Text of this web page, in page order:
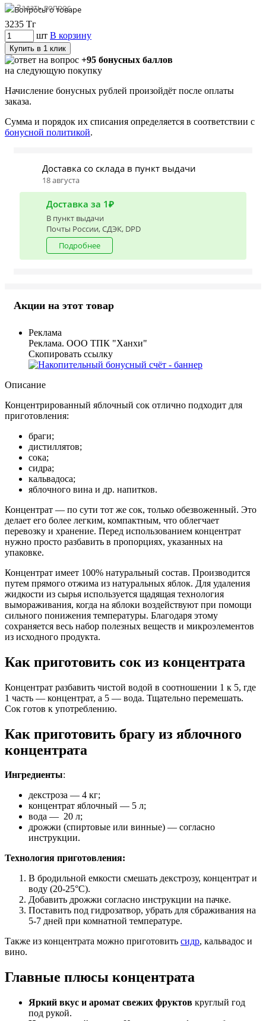
Задать вопрос
3235 Тг
шт В корзину
Купить в 1 клик
+95 бонусных баллов
на следующую покупку
Начисление бонусных рублей произойдёт после оплаты
заказа.
Сумма и порядок их списания определяется в соответствии с
бонусной политикой.
Доставка со склада в пункт выдачи
18 августа
Доставка за 1₽
В пункт выдачи
Почты России, СДЭК, DPD
Подробнее
Акции на этот товар
Реклама
Реклама. ООО ТПК "Ханхи"
Скопировать ссылку
Описание
Концентрированный яблочный сок отлично подходит для
приготовления:
браги;
дистиллятов;
сока;
сидра;
кальвадоса;
яблочного вина и др. напитков.
Концентрат — по сути тот же сок, только обезвоженный. Это
делает его более легким, компактным, что облегчает
перевозку и хранение. Перед использованием концентрат
нужно просто разбавить в пропорциях, указанных на
упаковке.
Концентрат имеет 100% натуральный состав. Производится
путем прямого отжима из натуральных яблок. Для удаления
жидкости из сырья используется щадящая технология
вымораживания, когда на яблоки воздействуют при помощи
сильного понижения температуры. Благодаря этому
сохраняется весь набор полезных веществ и микроэлементов
из исходного продукта.
Как приготовить сок из концентрата
Концентрат разбавить чистой водой в соотношении 1 к 5, где
1 часть — концентрат, а 5 — вода. Тщательно перемешать.
Сок готов к употреблению.
Как приготовить брагу из яблочного
концентрата
Ингредиенты:
декстроза — 4 кг;
концентрат яблочный — 5 л;
вода — 20 л;
дрожжи (спиртовые или винные) — согласно
инструкции.
Технология приготовления:
В бродильной емкости смешать декстрозу, концентрат и
воду (20-25°С).
Добавить дрожжи согласно инструкции на пачке.
Поставить под гидрозатвор, убрать для сбраживания на
5-7 дней при комнатной температуре.
Также из концентрата можно приготовить сидр, кальвадос и
вино.
Главные плюсы концентрата
Яркий вкус и аромат свежих фруктов круглый год
под рукой.